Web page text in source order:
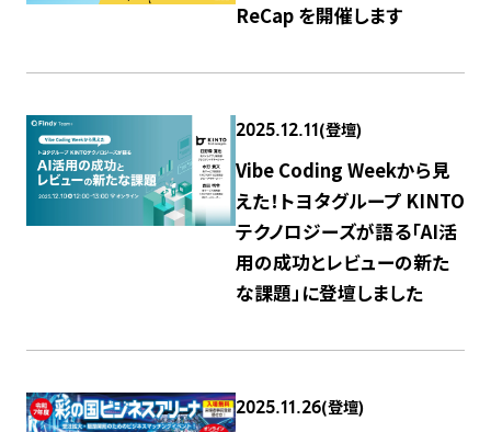
ReCap を開催します
2025.12.11 (登壇)
Vibe Coding Weekから見
えた！トヨタグループ KINTO
テクノロジーズが語る「AI活
用の成功とレビューの新た
な課題」に登壇しました
2025.11.26(登壇)